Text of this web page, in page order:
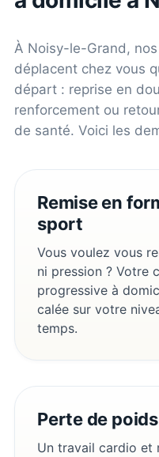
À Noisy-le-Grand ,
déplacent chez vous
départ : reprise en
renforcement ou
de santé. Voici les
Remise en
sport
Vous voulez vous
ni pression ? Votre
progressive à
calée sur votre
temps.
Perte de
Un travail cardio et